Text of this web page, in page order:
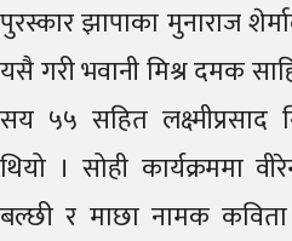
पुरस्कार झापाका मुनाराज
यसै गरी भवानी मिश्र दमक
सय ५५ सहित लक्ष्मीप्रसाद
थियो । सोही कार्यक्रममा
बल्छी र माछा नामक